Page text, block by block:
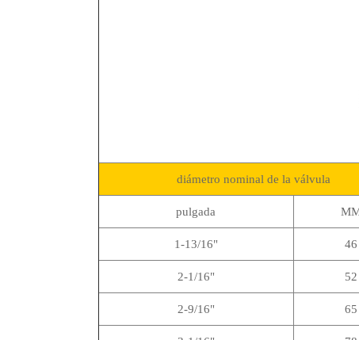
diámetro nominal de la válvula
pulgada
1-13/16" 46
2-1/16" 52
2-9/16" 65